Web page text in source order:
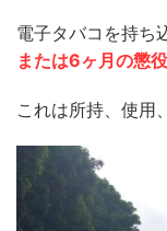
電子タバコを持ち
または6ヶ月の懲
これは所持、使用